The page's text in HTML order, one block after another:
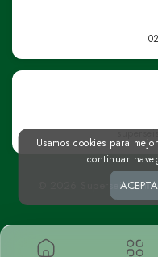
© 2026 Superseis
Usamos cookies para
continuar